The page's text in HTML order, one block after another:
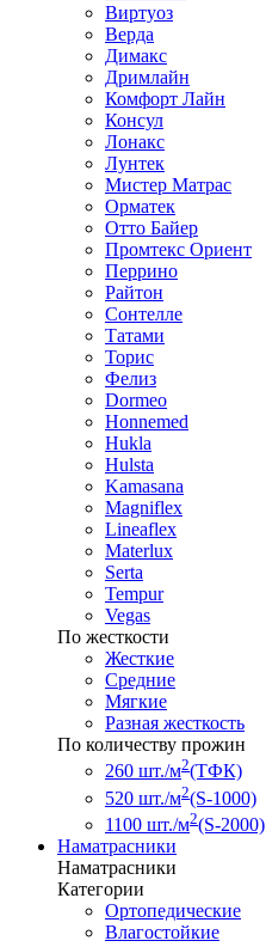
Виртуоз
Верда
Димакс
Дримлайн
Комфорт Лайн
Консул
Лонакс
Лунтек
Мистер Матрас
Орматек
Отто Байер
Промтекс Ориент
Перрино
Райтон
Сонтелле
Татами
Торис
Фелиз
Dormeo
Honnemed
Hukla
Hulsta
Kamasana
Magniflex
Lineaflex
Materlux
Serta
Tempur
Vegas
По жесткости
Жесткие
Средние
Мягкие
Разная жесткость
По количеству прожин
260 шт./м2(ТФК)
520 шт./м2(S-1000)
1100 шт./м2(S-2000)
Наматрасники
Наматрасники
Категории
Ортопедические
Влагостойкие